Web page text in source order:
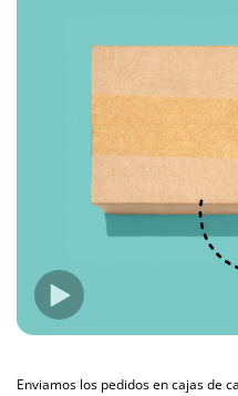
Enviamos los pedidos en cajas de